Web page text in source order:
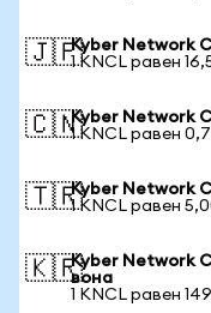
🇯🇵Kyber Network
1 KNCL равен
🇨🇳Kyber Network
1 KNCL равен
🇹🇷Kyber Network
1 KNCL равен
🇰🇷Kyber Network
вона
1 KNCL равен